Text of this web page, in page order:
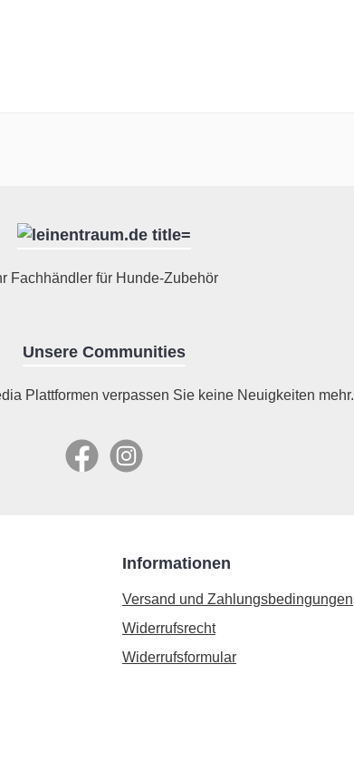
Fachhändler für Hunde-Zubehör
Unsere Communities
Plattformen verpassen Sie keine Neuigkeiten mehr.
FacebookInstagram
Informationen
Versand und Zahlungsbedingungen
Widerrufsrecht
Widerrufsformular